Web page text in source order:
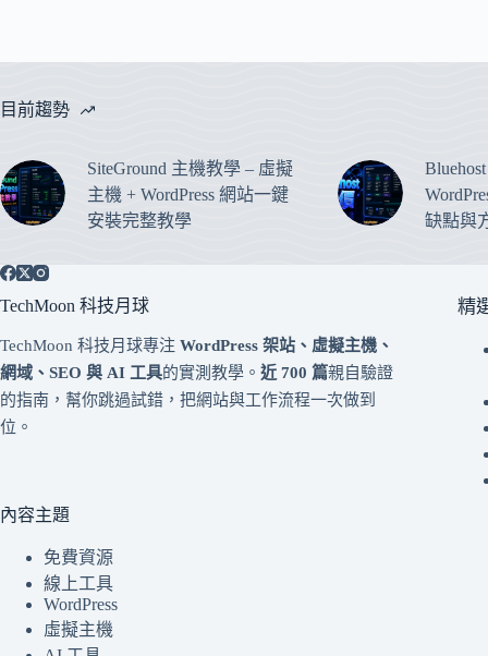
目前趨勢
SiteGround 主機教學 – 虛擬
主機 + WordPress 網站一鍵
安裝完整教學
缺點與
TechMoon 科技月球
TechMoon 科技月球專注 WordPress 架站、虛擬主機、
網域、SEO 與 AI 工具的實測教學。 近 700 篇親自驗證
的指南，幫你跳過試錯，把網站與工作流程一次做到
位。
內容主題
免費資源
線上工具
WordPress
虛擬主機
精